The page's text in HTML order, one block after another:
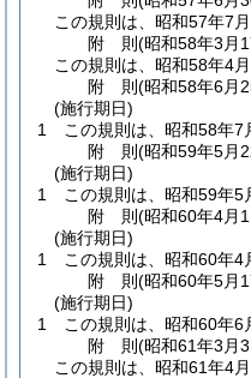
この規則は、昭和57年7
附 則(昭和58年3月
この規則は、昭和58年4
附 則(昭和58年6月
(施行期日)
1
この規則は、昭和58年7
附 則(昭和59年5月
(施行期日)
1
この規則は、昭和59年5
附 則(昭和60年4月
(施行期日)
1
この規則は、昭和60年4
附 則(昭和60年5月
(施行期日)
1
この規則は、昭和60年6
附 則(昭和61年3月
この規則は、昭和61年4